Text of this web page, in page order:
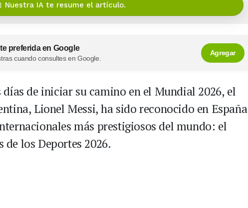
Nuestra IA te resume el artículo.
preferida en Google
cuando consultes en Google.
Agregar
días de iniciar su camino en el Mundial 2026, el
Lionel Messi, ha sido reconocido en España
más prestigiosos del mundo: el
los Deportes 2026.